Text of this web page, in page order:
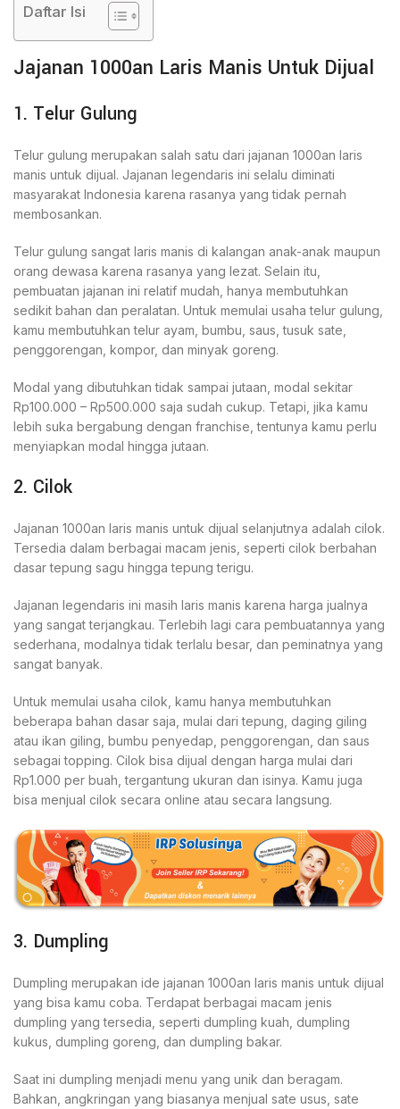
Daftar Isi
Jajanan 1000an Laris Manis Untuk Dijual
1. Telur Gulung
Telur gulung merupakan salah satu dari jajanan 1000an laris
manis untuk dijual. Jajanan legendaris ini selalu diminati
masyarakat Indonesia karena rasanya yang tidak pernah
membosankan.
Telur gulung sangat laris manis di kalangan anak-anak maupun
orang dewasa karena rasanya yang lezat. Selain itu,
pembuatan jajanan ini relatif mudah, hanya membutuhkan
sedikit bahan dan peralatan. Untuk memulai usaha telur gulung,
kamu membutuhkan telur ayam, bumbu, saus, tusuk sate,
penggorengan, kompor, dan minyak goreng.
Modal yang dibutuhkan tidak sampai jutaan, modal sekitar
Rp100.000 – Rp500.000 saja sudah cukup. Tetapi, jika kamu
lebih suka bergabung dengan franchise, tentunya kamu perlu
menyiapkan modal hingga jutaan.
2. Cilok
Jajanan 1000an laris manis untuk dijual selanjutnya adalah cilok.
Tersedia dalam berbagai macam jenis, seperti cilok berbahan
dasar tepung sagu hingga tepung terigu.
Jajanan legendaris ini masih laris manis karena harga jualnya
yang sangat terjangkau. Terlebih lagi cara pembuatannya yang
sederhana, modalnya tidak terlalu besar, dan peminatnya yang
sangat banyak.
Untuk memulai usaha cilok, kamu hanya membutuhkan
beberapa bahan dasar saja, mulai dari tepung, daging giling
atau ikan giling, bumbu penyedap, penggorengan, dan saus
sebagai topping. Cilok bisa dijual dengan harga mulai dari
Rp1.000 per buah, tergantung ukuran dan isinya. Kamu juga
bisa menjual cilok secara online atau secara langsung.
3. Dumpling
Dumpling merupakan ide jajanan 1000an laris manis untuk dijual
yang bisa kamu coba. Terdapat berbagai macam jenis
dumpling yang tersedia, seperti dumpling kuah, dumpling
kukus, dumpling goreng, dan dumpling bakar.
Saat ini dumpling menjadi menu yang unik dan beragam.
Bahkan, angkringan yang biasanya menjual sate usus, sate